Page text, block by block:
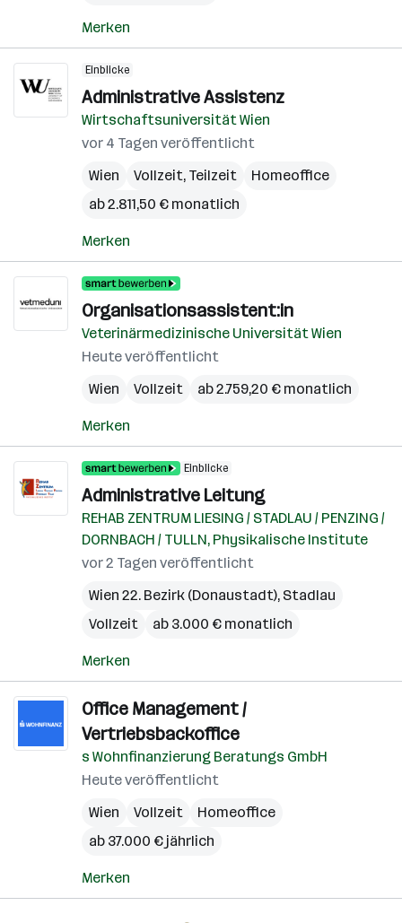
Merken
Einblicke
Administrative Assistenz
Wirtschaftsuniversität Wien
vor 4 Tagen veröffentlicht
Wien
Vollzeit, Teilzeit
Homeoffice
ab 2.811,50 € monatlich
Merken
Organisationsassistent:in
Veterinärmedizinische Universität Wien
Heute veröffentlicht
Wien
Vollzeit ab 2.759,20 € monatlich
Merken
Einblicke
Administrative Leitung
REHAB ZENTRUM LIESING / STADLAU / PENZING /
DORNBACH / TULLN, Physikalische Institute
vor 2 Tagen veröffentlicht
Wien 22. Bezirk (Donaustadt), Stadlau
Vollzeit
ab 3.000 € monatlich
Merken
Office Management /
Vertriebsbackoffice
s Wohnfinanzierung Beratungs GmbH
Heute veröffentlicht
Wien
Vollzeit
Homeoffice
ab 37.000 € jährlich
Merken